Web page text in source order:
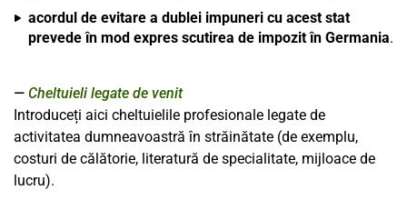
acordul de evitare a dublei impuneri cu acest stat
prevede în mod expres scutirea de impozit în Germania.
Cheltuieli legate de venit
Introduceți aici cheltuielile profesionale legate de
activitatea dumneavoastră în străinătate (de exemplu,
costuri de călătorie, literatură de specialitate, mijloace de
lucru).